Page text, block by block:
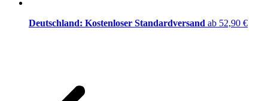
Deutschland: Kostenloser Standardversand ab 52,90 €